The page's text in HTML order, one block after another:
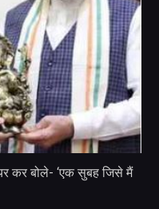
कर बोले- ‘एक सुबह जिसे मैं